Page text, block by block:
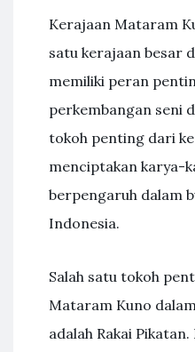
Kerajaan Mataram
satu kerajaan besar
memiliki peran
perkembangan seni
tokoh penting dari
menciptakan karya-
berpengaruh dalam
Indonesia.
Salah satu tokoh
Mataram Kuno
adalah Rakai